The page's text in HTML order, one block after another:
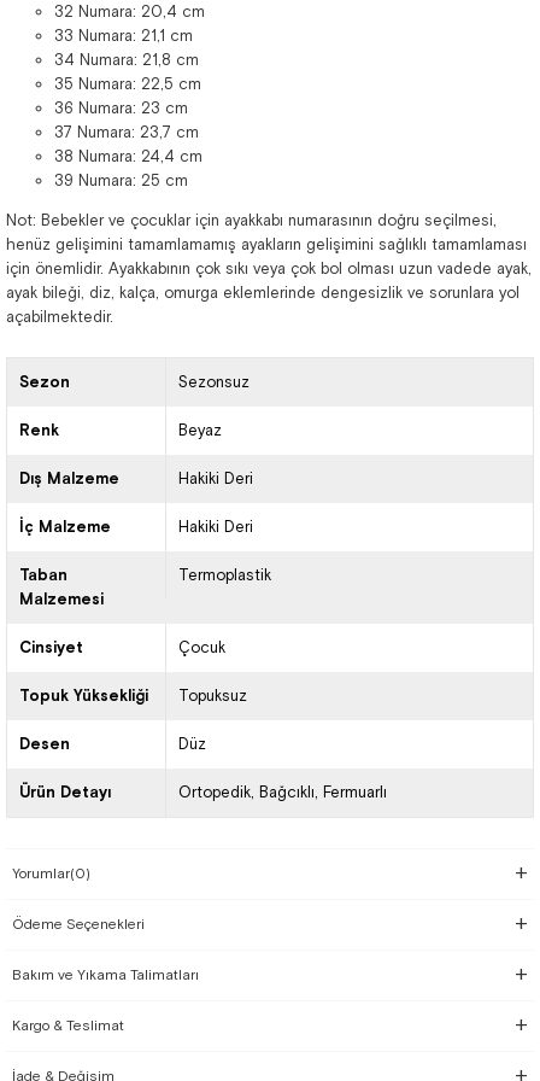
32 Numara: 20,4 cm
33 Numara: 21,1 cm
34 Numara: 21,8 cm
35 Numara: 22,5 cm
36 Numara: 23 cm
37 Numara: 23,7 cm
38 Numara: 24,4 cm
39 Numara: 25 cm
Not: Bebekler ve çocuklar için ayakkabı numarasının doğru seçilmesi,
henüz gelişimini tamamlamamış ayakların gelişimini sağlıklı tamamlaması
için önemlidir. Ayakkabının çok sıkı veya çok bol olması uzun vadede ayak,
ayak bileği, diz, kalça, omurga eklemlerinde dengesizlik ve sorunlara yol
açabilmektedir.
Sezon Sezonsuz
Renk Beyaz
Dış Malzeme Hakiki Deri
İç Malzeme Hakiki Deri
Taban
Malzemesi
Termoplastik
Cinsiyet Çocuk
Topuk Yüksekliği Topuksuz
Desen Düz
Ürün Detayı Ortopedik Bağcıklı Fermuarlı
Yorumlar(0)
Ödeme Seçenekleri
Bakım ve Yıkama Talimatları
Kargo & Teslimat
İade & Değişim